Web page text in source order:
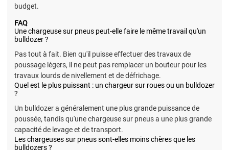
budget.
FAQ
Une chargeuse sur pneus peut-elle faire le même travail qu'un
bulldozer ?
Pas tout à fait. Bien qu'il puisse effectuer des travaux de
poussage légers, il ne peut pas remplacer un bouteur pour les
travaux lourds de nivellement et de défrichage.
Quel est le plus puissant : un chargeur sur roues ou un bulldozer
?
Un bulldozer a généralement une plus grande puissance de
poussée, tandis qu'une chargeuse sur pneus a une plus grande
capacité de levage et de transport.
Les chargeuses sur pneus sont-elles moins chères que les
bulldozers ?